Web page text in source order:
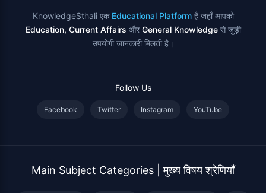
KnowledgeSthali एक Educational Platformहै जहाँ आपको
Education, Current Affairs और General Knowledgeसे जुड़ी
उपयोगी जानकारी मिलती है।
Follow Us
Facebook Twitter Instagram YouTube
Main Subject Categories | मुख्य विषय श्रेणियाँ